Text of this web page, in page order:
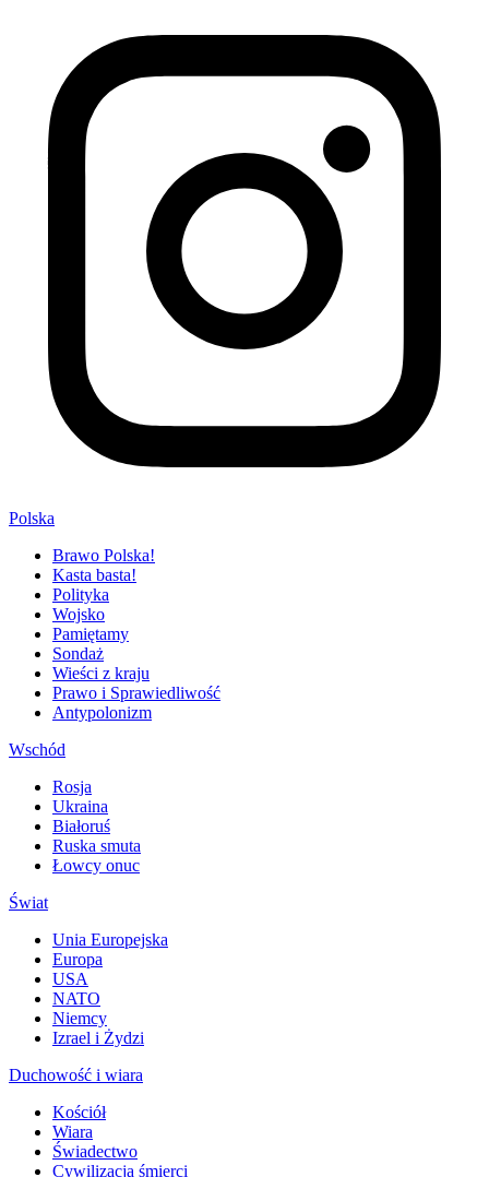
Polska
Brawo Polska!
Kasta basta!
Polityka
Wojsko
Pamiętamy
Sondaż
Wieści z kraju
Prawo i Sprawiedliwość
Antypolonizm
Wschód
Rosja
Ukraina
Białoruś
Ruska smuta
Łowcy onuc
Świat
Unia Europejska
Europa
USA
NATO
Niemcy
Izrael i Żydzi
Duchowość i wiara
Kościół
Wiara
Świadectwo
Cywilizacja śmierci